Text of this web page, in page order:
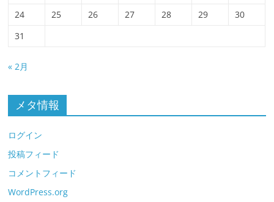
24
25 26 27 28 29
30
31
« 2月
メタ情報
ログイン
投稿フィード
コメントフィード
WordPress.org